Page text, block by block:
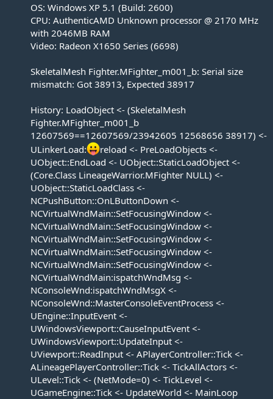
OS: Windows XP 5.1 (Build: 2600)
CPU: AuthenticAMD Unknown processor @ 2170 MHz
with 2046MB RAM
Video: Radeon X1650 Series (6698)
SkeletalMesh Fighter.MFighter_m001_b: Serial size
mismatch: Got 38913, Expected 38917
History: LoadObject <- (SkeletalMesh
Fighter.MFighter_m001_b
12607569==12607569/23942605 12568656 38917) <-
ULinkerLoad:
reload <- PreLoadObjects <-
UObject::EndLoad <- UObject::StaticLoadObject <-
(Core.Class LineageWarrior.MFighter NULL) <-
UObject::StaticLoadClass <-
NCPushButton::OnLButtonDown <-
NCVirtualWndMain::SetFocusingWindow <-
NCVirtualWndMain::SetFocusingWindow <-
NCVirtualWndMain::SetFocusingWindow <-
NCVirtualWndMain::SetFocusingWindow <-
NCVirtualWndMain::SetFocusingWindow <-
NCVirtualWndMain:ispatchWndMsg <-
NConsoleWnd:ispatchWndMsgX <-
NConsoleWnd::MasterConsoleEventProcess <-
UEngine::InputEvent <-
UWindowsViewport::CauseInputEvent <-
UWindowsViewport::UpdateInput <-
UViewport::ReadInput <- APlayerController::Tick <-
ALineagePlayerController::Tick <- TickAllActors <-
ULevel::Tick <- (NetMode=0) <- TickLevel <-
UGameEngine::Tick <- UpdateWorld <- MainLoop